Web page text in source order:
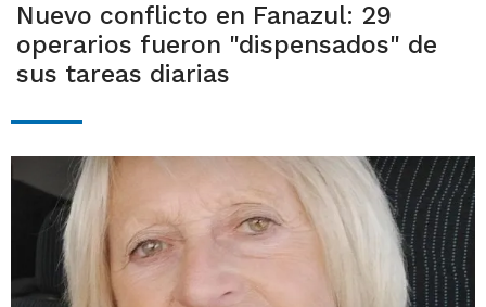
Nuevo conflicto en Fanazul: 29
operarios fueron "dispensados" de
sus tareas diarias